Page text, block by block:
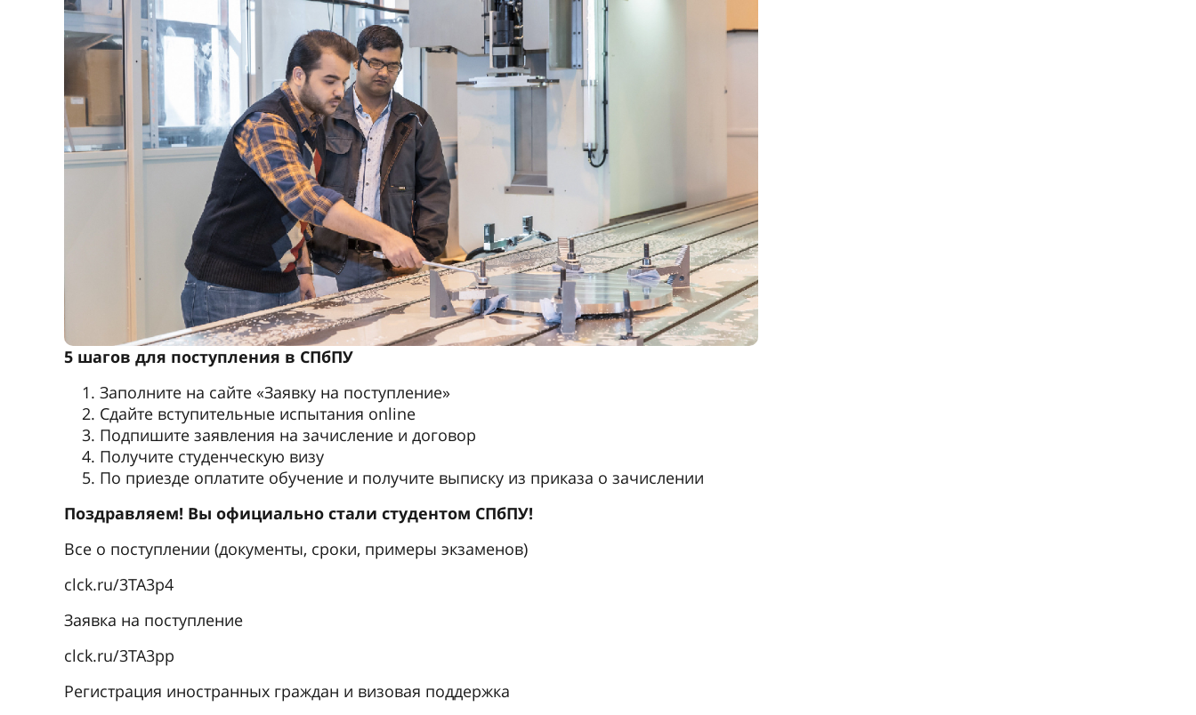
5 шагов для поступления в СПбПУ
Заполните на сайте «Заявку на поступление»
Сдайте вступительные испытания online
Подпишите заявления на зачисление и договор
Получите студенческую визу
По приезде оплатите обучение и получите выписку из приказа о зачислении
Поздравляем! Вы официально стали студентом СПбПУ!
Все о поступлении (документы, сроки, примеры экзаменов)
clck.ru/3TA3p4
Заявка на поступление
clck.ru/3TA3pp
Регистрация иностранных граждан и визовая поддержка